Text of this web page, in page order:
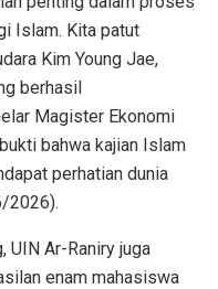
Islam. Kita patut
Kim Young Jae,
berhasil
Magister Ekonomi
bahwa kajian Islam
perhatian dunia
2026).
UIN Ar-Raniry juga
enam mahasiswa